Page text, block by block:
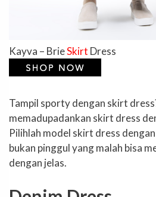
Kayva – BrieSkirt Dress
Tampil sporty dengan skirt
memadupadankan skirt dress
Pilihlah model skirt dress
bukan pinggul yang malah bisa
dengan jelas.